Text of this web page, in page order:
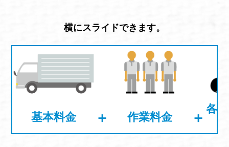
横にスライドできます。
基本料金 ＋ 作業料金 ＋
各